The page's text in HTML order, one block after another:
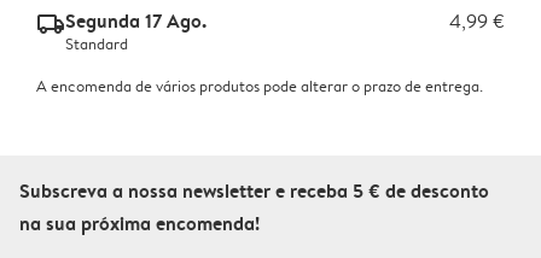
delivery_standard_v2Segunda 17 Ago. 4,99 €
Standard
A encomenda de vários produtos pode alterar o prazo de entrega.
Subscreva a nossa newsletter e receba 5 € de desconto
na sua próxima encomenda!